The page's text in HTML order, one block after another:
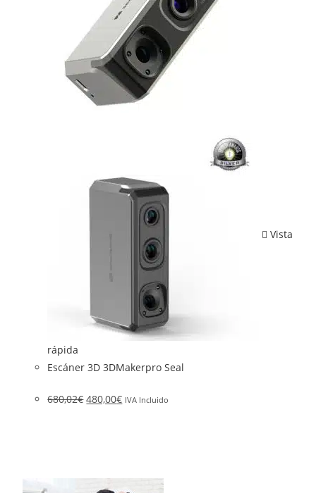
Vista
rápida
Escáner 3D 3DMakerpro Seal
680,02€ 480,00€ IVA Incluido